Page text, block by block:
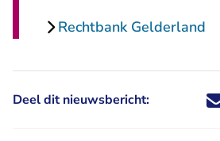
Rechtbank Gelderland
Deel dit nieuwsbericht: Deel